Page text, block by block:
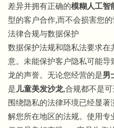
差异并拥有正确的模糊人工智
型的客户合作,而不会损害您的
法律合规与数据保护
数据保护法规和隐私法要求
意。未能保护客户隐私可能
龙的声誉。无论您经营的是男
是儿童美发沙龙,合规都不是
围绕隐私的法律环境已经显著
解您所在地区的法规。使用专